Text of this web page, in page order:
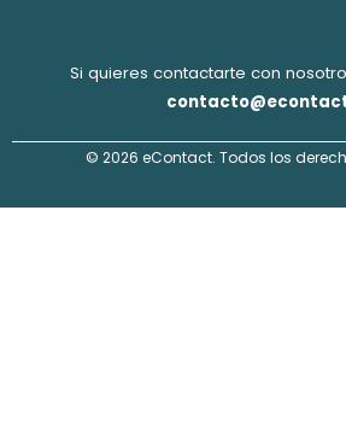
Si quieres contactarte con
© 2026 eContact. Todos los